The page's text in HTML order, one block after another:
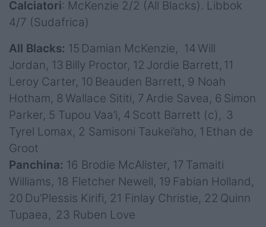
Calciatori: McKenzie 2/2 (All Blacks). Libbok
4/7 (Sudafrica)
All Blacks: 15 Damian McKenzie, 14 Will
Jordan, 13 Billy Proctor, 12 Jordie Barrett, 11
Leroy Carter, 10 Beauden Barrett, 9 Noah
Hotham, 8 Wallace Sititi, 7 Ardie Savea, 6 Simon
Parker, 5 Tupou Vaa’i, 4 Scott Barrett (c), 3
Tyrel Lomax, 2 Samisoni Taukei’aho, 1 Ethan de
Groot
Panchina: 16 Brodie McAlister, 17 Tamaiti
Williams, 18 Fletcher Newell, 19 Fabian Holland,
20 Du’Plessis Kirifi, 21 Finlay Christie, 22 Quinn
Tupaea, 23 Ruben Love